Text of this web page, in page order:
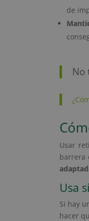
de
No
Usar
barrera
Usa
Si hay
hacer